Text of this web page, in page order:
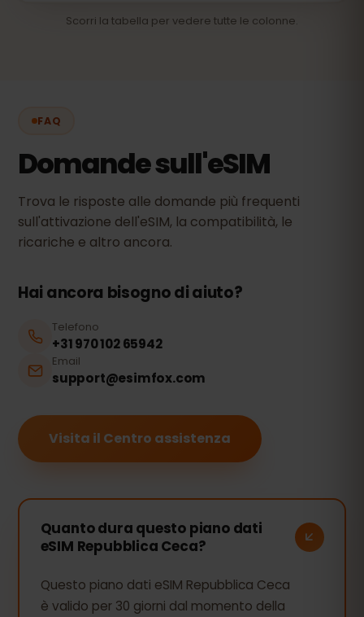
Scorri la tabella per vedere tutte le colonne.
FAQ
Domande sull'eSIM
Trova le risposte alle domande più frequenti
sull'attivazione dell'eSIM, la compatibilità, le
ricariche e altro ancora.
Hai ancora bisogno di aiuto?
Telefono
+31 970 102 65942
Email
support@esimfox.com
Visita il Centro assistenza
Quanto dura questo piano dati
eSIM Repubblica Ceca?
Questo piano dati eSIM Repubblica Ceca
è valido per 30 giorni dal momento della